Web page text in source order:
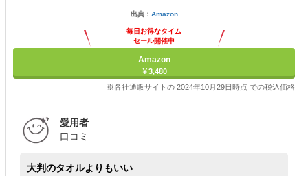
出典： Amazon
毎日お得なタイム
セール開催中
Amazon
￥3,480
※各社通販サイトの 2024年10月29日時点 での税込価格
愛用者
口コミ
大判のタオルよりもいい